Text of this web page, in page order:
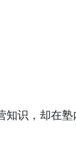
识，却在